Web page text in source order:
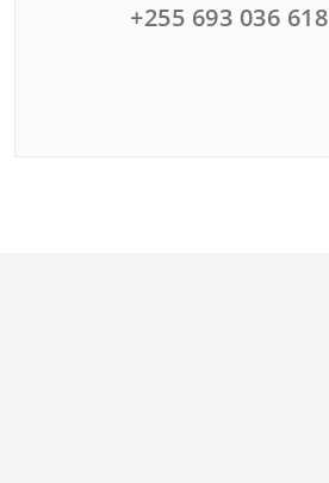
+255 693 036 618